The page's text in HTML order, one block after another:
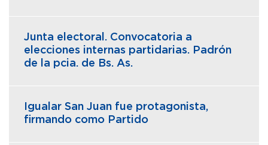
Junta electoral. Convocatoria a
elecciones internas partidarias. Padrón
de la pcia. de Bs. As.
Igualar San Juan fue protagonista,
firmando como Partido